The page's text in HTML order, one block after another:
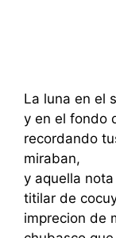
La luna en el
y en el fondo
recordando
miraban,
y aquella
titilar de
imprecion de